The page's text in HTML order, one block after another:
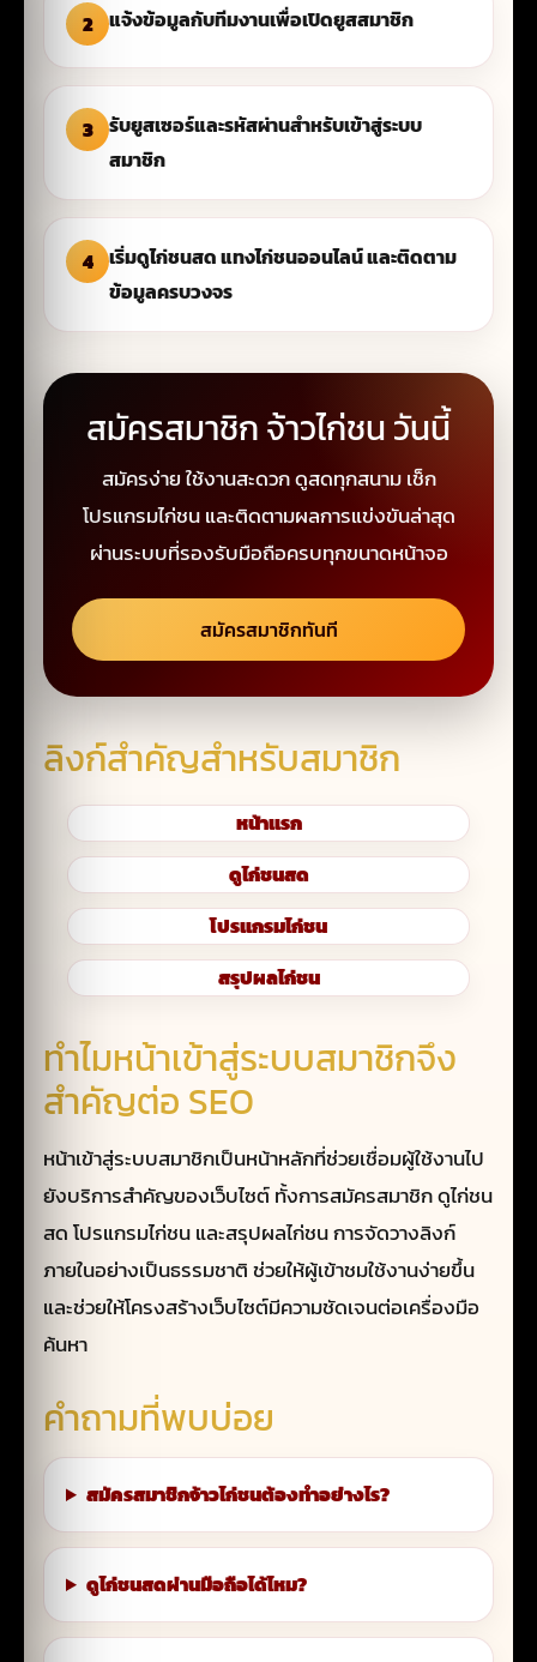
แจ้งข้อมูลกับทีมงานเพื่อเปิดยูสสมาชิก
รับยูสเซอร์และรหัสผ่านสำหรับเข้าสู่ระบบ
สมาชิก
เริ่มดูไก่ชนสด แทงไก่ชนออนไลน์ และติดตาม
ข้อมูลครบวงจร
สมัครสมาชิก จ้าวไก่ชน วันนี้
สมัครง่าย ใช้งานสะดวก ดูสดทุกสนาม เช็ก
โปรแกรมไก่ชน และติดตามผลการแข่งขันล่าสุด
ผ่านระบบที่รองรับมือถือครบทุกขนาดหน้าจอ
สมัครสมาชิกทันที
ลิงก์สำคัญสำหรับสมาชิก
หน้าแรก
ดูไก่ชนสด
โปรแกรมไก่ชน
สรุปผลไก่ชน
ทำไมหน้าเข้าสู่ระบบสมาชิกจึง
สำคัญต่อ SEO
หน้าเข้าสู่ระบบสมาชิกเป็นหน้าหลักที่ช่วยเชื่อมผู้ใช้งานไป
ยังบริการสำคัญของเว็บไซต์ ทั้งการสมัครสมาชิก ดูไก่ชน
สด โปรแกรมไก่ชน และสรุปผลไก่ชน การจัดวางลิงก์
ภายในอย่างเป็นธรรมชาติ ช่วยให้ผู้เข้าชมใช้งานง่ายขึ้น
และช่วยให้โครงสร้างเว็บไซต์มีความชัดเจนต่อเครื่องมือ
ค้นหา
คำถามที่พบบ่อย
สมัครสมาชิกจ้าวไก่ชนต้องทำอย่างไร?
ดูไก่ชนสดผ่านมือถือได้ไหม?